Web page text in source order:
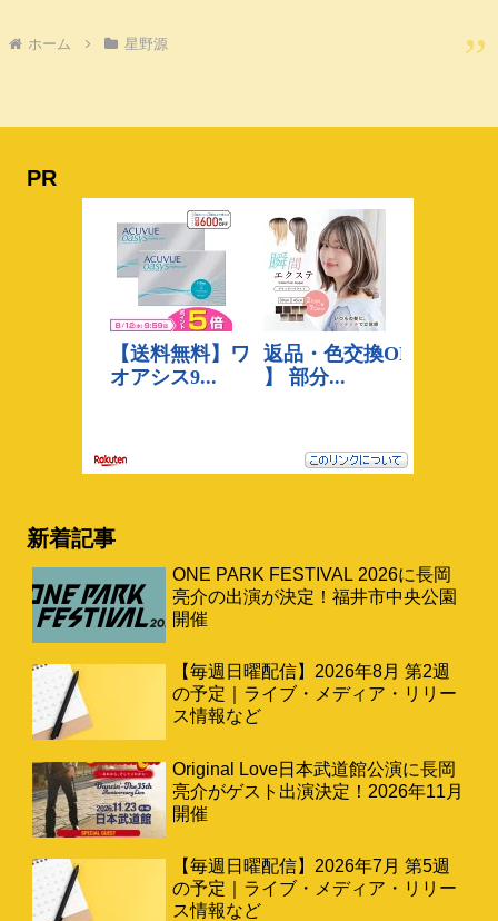
ホーム 星野源
PR
新着記事
ONE PARK FESTIVAL 2026に長岡
亮介の出演が決定！福井市中央公園
開催
【毎週日曜配信】2026年8月 第2週
の予定｜ライブ・メディア・リリー
ス情報など
Original Love日本武道館公演に長岡
亮介がゲスト出演決定！2026年11月
開催
【毎週日曜配信】2026年7月 第5週
の予定｜ライブ・メディア・リリー
ス情報など